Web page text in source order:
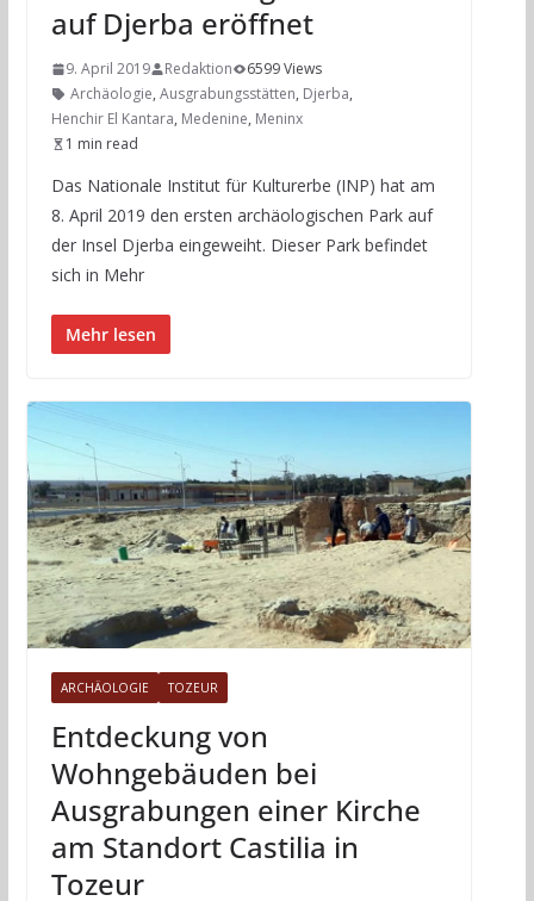
auf Djerba eröffnet
9. April 2019 Redaktion
6599 Views
Archäologie, Ausgrabungsstätten, Djerba,
Henchir El Kantara, Medenine, Meninx
1 min read
Das Nationale Institut für Kulturerbe (INP) hat am
8. April 2019 den ersten archäologischen Park auf
der Insel Djerba eingeweiht. Dieser Park befindet
sich in Mehr
Mehr lesen
ARCHÄOLOGIE TOZEUR
Entdeckung von
Wohngebäuden bei
Ausgrabungen einer Kirche
am Standort Castilia in
Tozeur